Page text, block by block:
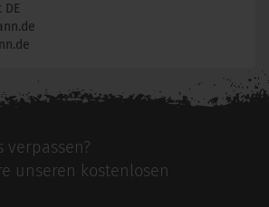
DE
unseren kostenlosen